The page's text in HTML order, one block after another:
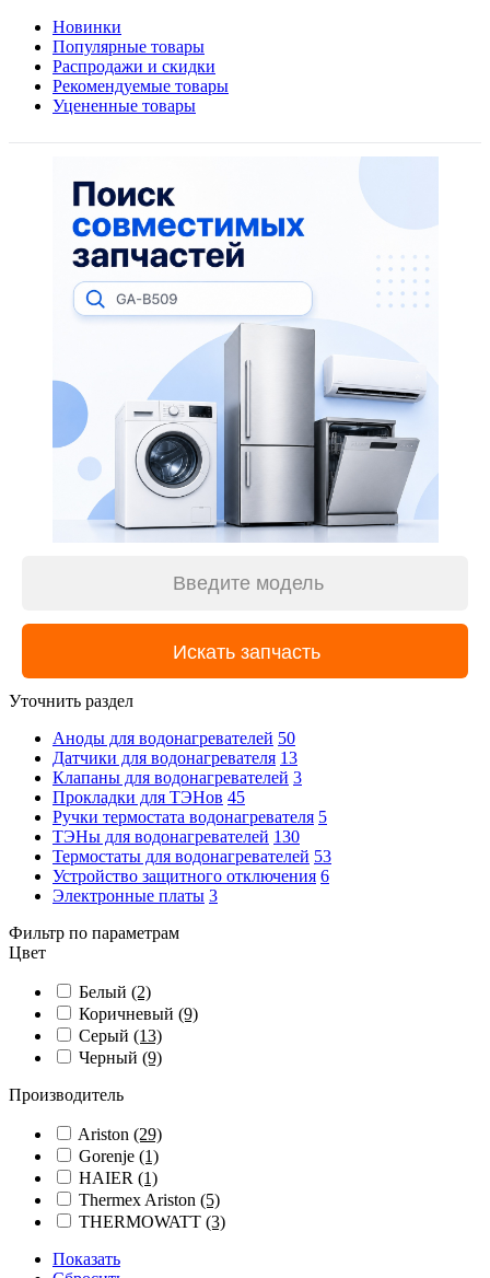
Новинки
Популярные товары
Распродажи и скидки
Рекомендуемые товары
Уцененные товары
Уточнить раздел
Аноды для водонагревателей 50
Датчики для водонагревателя 13
Клапаны для водонагревателей 3
Прокладки для ТЭНов 45
Ручки термостата водонагревателя 5
ТЭНы для водонагревателей 130
Термостаты для водонагревателей 53
Устройство защитного отключения 6
Электронные платы 3
Фильтр по параметрам
Цвет
Белый (2)
Коричневый (9)
Серый (13)
Черный (9)
Производитель
Ariston (29)
Gorenje (1)
HAIER (1)
Thermex Ariston (5)
THERMOWATT (3)
Показать